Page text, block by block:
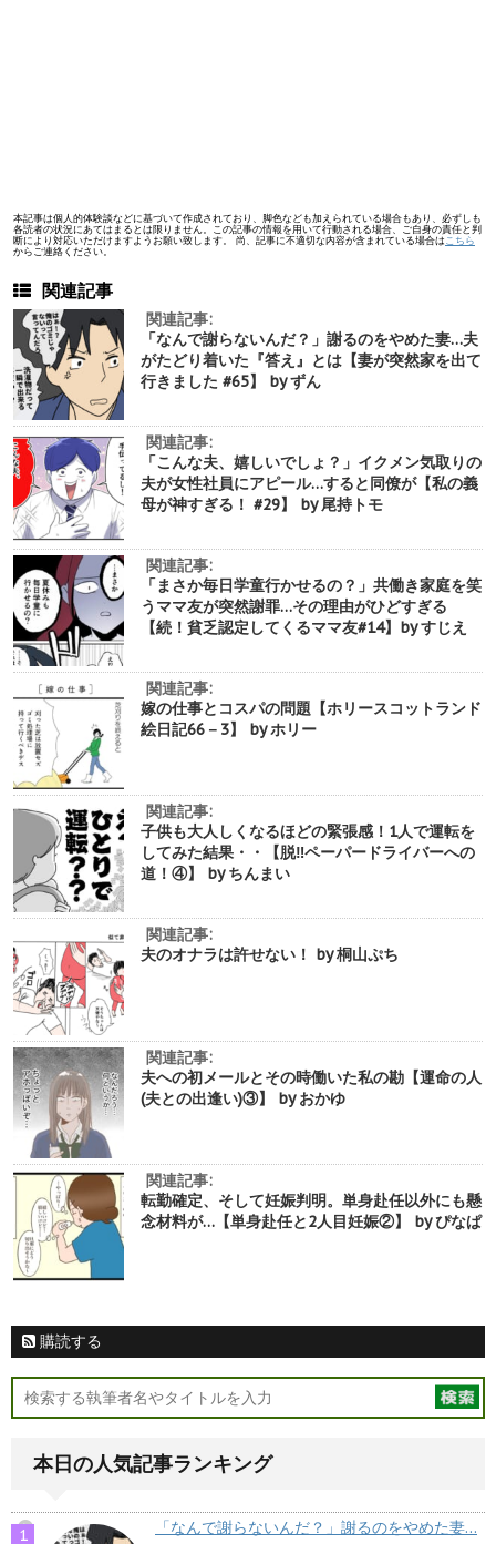
本記事は個人的体験談などに基づいて作成されており、脚色なども加えられている場合もあり、必ずしも
各読者の状況にあてはまるとは限りません。この記事の情報を用いて行動される場合、ご自身の責任と判
断により対応いただけますようお願い致します。 尚、記事に不適切な内容が含まれている場合は こちら
からご連絡ください。
関連記事
関連記事:
「なんで謝らないんだ？」謝るのをやめた妻…夫
がたどり着いた『答え』とは【妻が突然家を出て
行きました #65】 by ずん
関連記事:
「こんな夫、嬉しいでしょ？」イクメン気取りの
夫が女性社員にアピール…すると同僚が【私の義
母が神すぎる！ #29】 by 尾持トモ
関連記事:
「まさか毎日学童行かせるの？」共働き家庭を笑
うママ友が突然謝罪…その理由がひどすぎる
【続！貧乏認定してくるママ友#14】by すじえ
関連記事:
嫁の仕事とコスパの問題【ホリースコットランド
絵日記66－3】 by ホリー
関連記事:
子供も大人しくなるほどの緊張感！1人で運転を
してみた結果・・【脱‼︎ペーパードライバーへの
道！④】 by ちんまい
関連記事:
夫のオナラは許せない！ by 桐山ぷち
関連記事:
夫への初メールとその時働いた私の勘【運命の人
(夫との出逢い)③】 by おかゆ
関連記事:
転勤確定、そして妊娠判明。単身赴任以外にも懸
念材料が…【単身赴任と2人目妊娠②】 by ぴなぱ
購読する
本日の人気記事ランキング
「なんで謝らないんだ？」謝るのをやめた妻…